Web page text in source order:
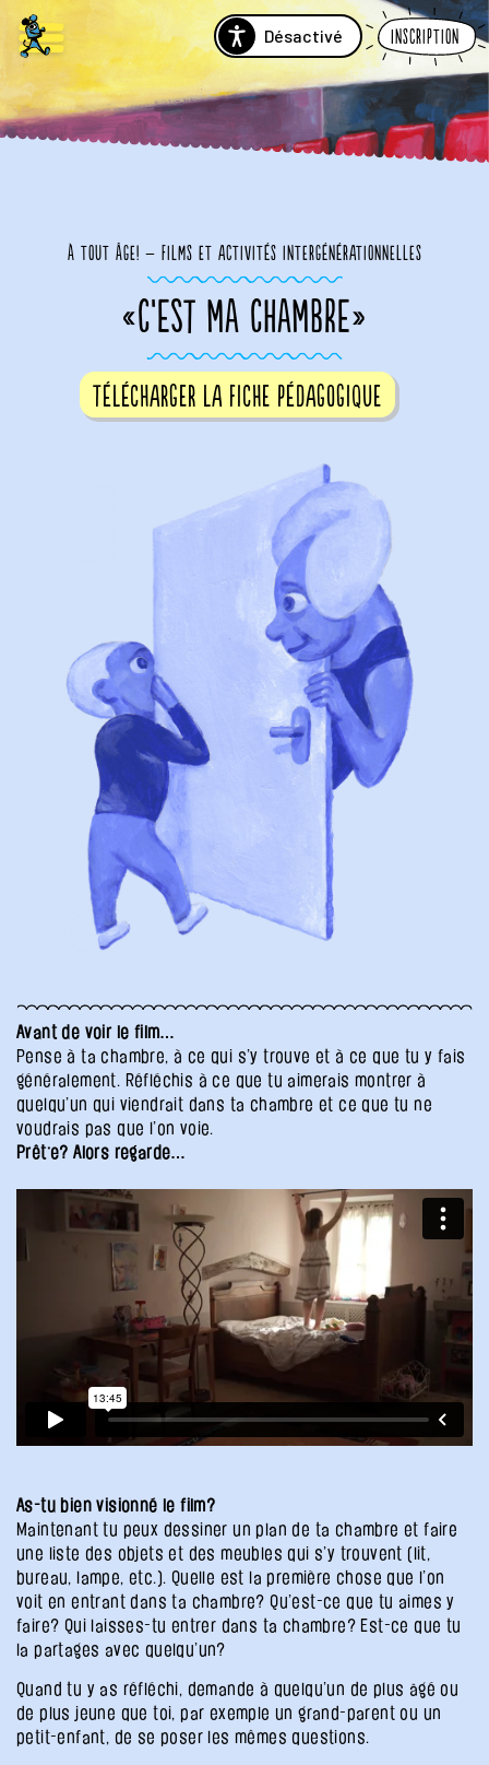
Désactivé Inscription
à tout âge! – films et activités intergénérationnelles
«C’EST MA CHAMBRE»
Télécharger la fiche pédagogique
Avant de voir le film…
Pense à ta chambre, à ce qui s’y trouve et à ce que tu y fais
généralement. Réfléchis à ce que tu aimerais montrer à
quelqu’un qui viendrait dans ta chambre et ce que tu ne
voudrais pas que l’on voie.
Prêt·e? Alors regarde…
As-tu bien visionné le film?
Maintenant tu peux dessiner un plan de ta chambre et faire
une liste des objets et des meubles qui s’y trouvent (lit,
bureau, lampe, etc.). Quelle est la première chose que l’on
voit en entrant dans ta chambre? Qu’est-ce que tu aimes y
faire? Qui laisses-tu entrer dans ta chambre? Est-ce que tu
la partages avec quelqu’un?
Quand tu y as réfléchi, demande à quelqu’un de plus âgé ou
de plus jeune que toi, par exemple un grand-parent ou un
petit-enfant, de se poser les mêmes questions.